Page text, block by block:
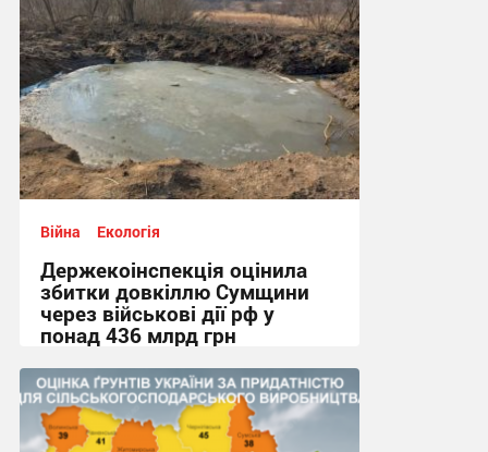
Війна Екологія
Держекоінспекція оцінила
збитки довкіллю Сумщини
через військові дії рф у
понад 436 млрд грн
20:50, 23.07.2026